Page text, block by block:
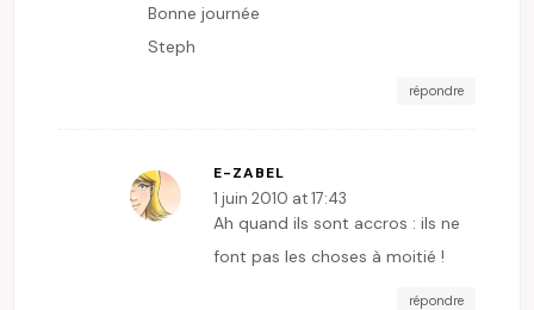
Bonne journée
Steph
répondre
E-ZABEL
1 juin 2010 at 17:43
Ah quand ils sont accros : ils ne
font pas les choses à moitié !
répondre